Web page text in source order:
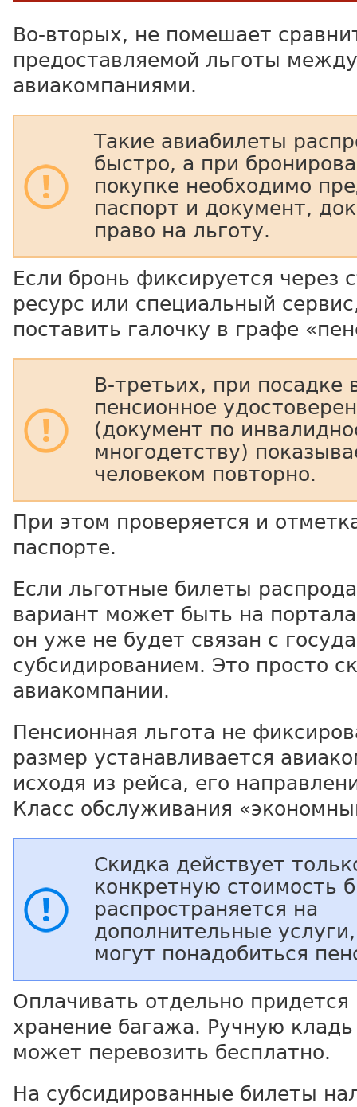
Во-вторых, не помешает
предоставляемой льготы
авиакомпаниями.
Такие авиабилеты
быстро, а при
покупке необходимо
паспорт и документ,
право на льготу.
Если бронь фиксируется через
ресурс или специальный
поставить галочку в графе
В-третьих, при посадке
пенсионное
(документ по
многодетству)
человеком повторно.
При этом проверяется и
паспорте.
Если льготные билеты
вариант может быть на
он уже не будет связан с
субсидированием. Это просто
авиакомпании.
Пенсионная льгота не
размер устанавливается
исходя из рейса, его
Класс обслуживания
Скидка действует
конкретную стоимость
распространяется на
дополнительные
могут понадобиться
Оплачивать отдельно придется
хранение багажа. Ручную
может перевозить бесплатно.
На субсидированные билеты